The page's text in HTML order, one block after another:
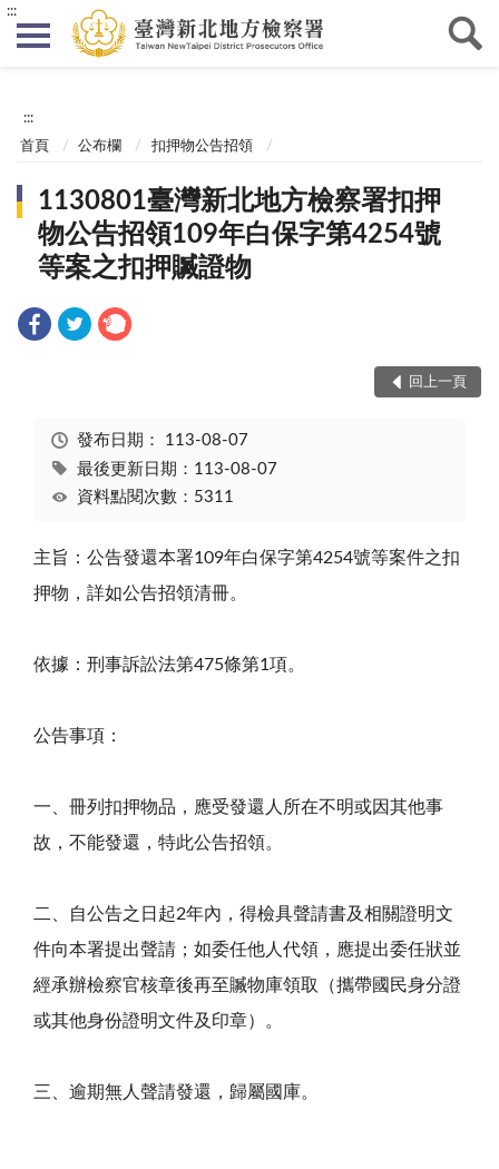
:::
:::
首頁 公布欄 扣押物公告招領
1130801臺灣新北地方檢察署扣押
物公告招領109年白保字第4254號
等案之扣押贓證物
回上一頁
發布日期： 113-08-07
最後更新日期：113-08-07
資料點閱次數：5311
主旨：公告發還本署109年白保字第4254號等案件之扣
押物，詳如公告招領清冊。
依據：刑事訴訟法第475條第1 項。
公告事項：
一、冊列扣押物品，應受發還人所在不明或因其他事
故，不能發還，特此公告招領。
二、自公告之日起2年內，得檢具聲請書及相關證明文
件向本署提出聲請；如委任他人代領，應提出委任狀並
經承辦檢察官核章後再至贓物庫領取（攜帶國民身分證
或其他身份證明文件及印章）。
三、逾期無人聲請發還，歸屬國庫。